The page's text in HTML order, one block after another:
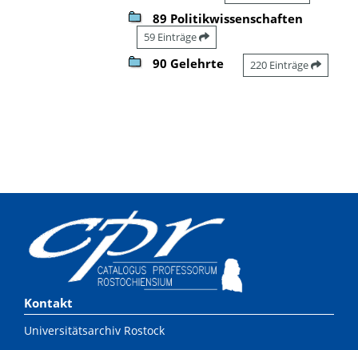
89 Politikwissenschaften
59 Einträge
90 Gelehrte 220 Einträge
Kontakt
Universitätsarchiv Rostock